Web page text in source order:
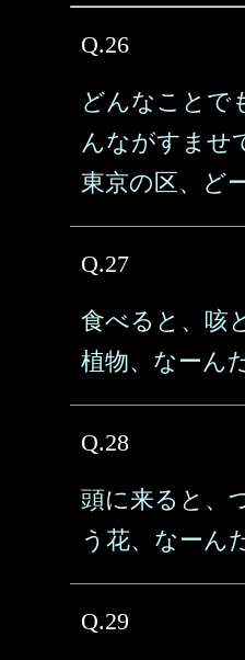
Q.26
どんなことで
んながすませ
東京の区、ど
Q.27
食べると、咳
植物、なーん
Q.28
頭に来ると、
う花、なーん
Q.29